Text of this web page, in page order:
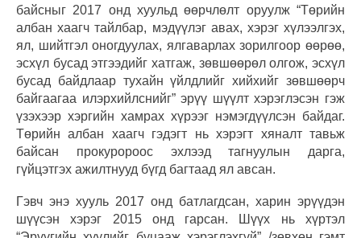
байсныг 2017 онд хуульд өөрчлөлт оруулж “Төрийн
албан хаагч тайлбар, мэдүүлэг авах, хэрэг хүлээлгэх,
ял, шийтгэл оногдуулах, ялгаварлах зорилгоор өөрөө,
эсхүл бусад этгээдийг хатгаж, зөвшөөрөл олгож, эсхүл
бусад байдлаар тухайн үйлдлийг хийхийг зөвшөөрч
байгаагаа илэрхийлснийг” эрүү шүүлт хэрэглэсэн гэж
үзэхээр хэргийн хамрах хүрээг нэмэгдүүлсэн байдаг.
Төрийн албан хаагч гэдэгт нь хэрэгт хяналт тавьж
байсан прокуророос эхлээд тагнуулын дарга,
гүйцэтгэх ажилтнууд бүгд багтаад ял авсан.
Гэвч энэ хууль 2017 онд батлагдсан, харин эрүүдэн
шүүсэн хэрэг 2015 онд гарсан. Шүүх нь хүртэл